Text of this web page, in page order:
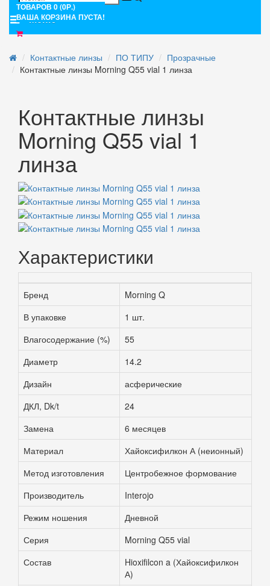
ТОВАРОВ 0 (0Р.)
ВАША КОРЗИНА ПУСТА!
Меню
Контактные линзы ПО ТИПУ
Прозрачные
Контактные линзы Morning Q55 vial 1 линза
Контактные линзы
Morning Q55 vial 1
линза
Характеристики
Бренд
Morning Q
В упаковке
1 шт.
Влагосодержание (%)
55
Диаметр
14.2
Дизайн
асферические
ДКЛ, Dk/t
24
Замена
6 месяцев
Материал
Хайоксифилкон А (неионный)
Метод изготовления
Центробежное формование
Производитель
Interojo
Режим ношения
Дневной
Серия
Morning Q55 vial
Состав
Hioxifilcon a (Хайоксифилкон
А)